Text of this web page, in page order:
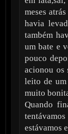
meses
havia
também
um bate e
pouco
acionou os
leito de um
muito
Quando
estávamos